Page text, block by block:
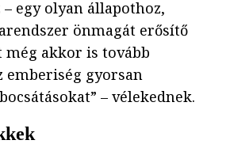
egy olyan állapothoz,
önmagát erősítő
akkor is tovább
emberiség gyorsan
– vélekednek.